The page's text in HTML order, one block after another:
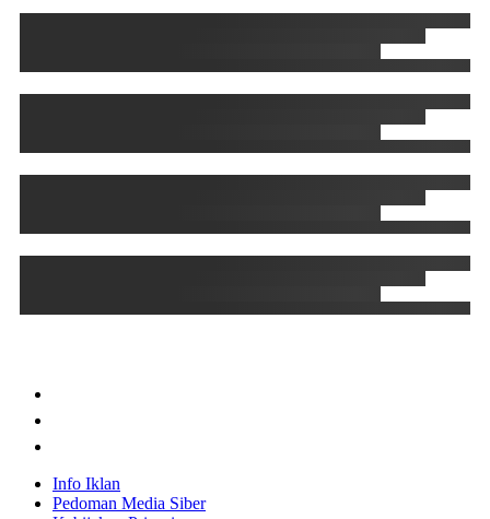
Info Iklan
Pedoman Media Siber